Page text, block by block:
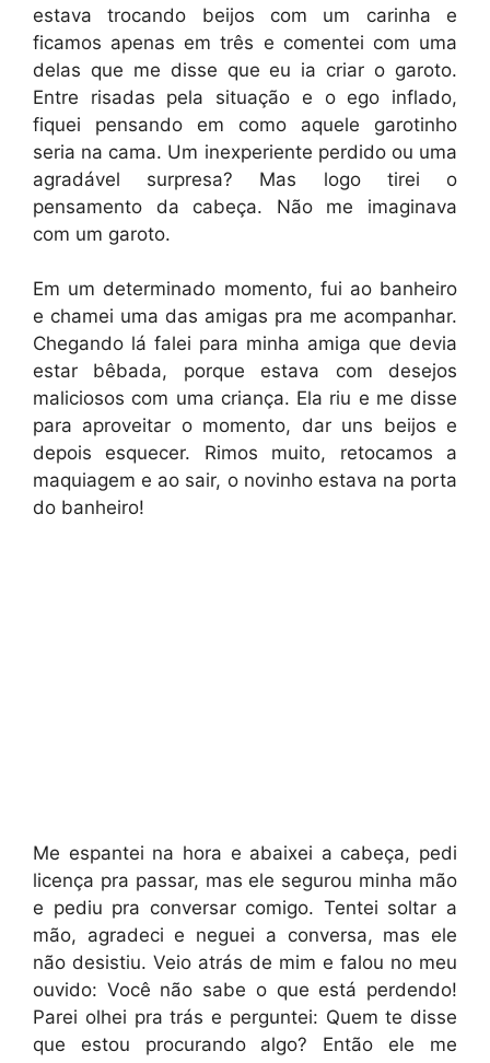
estava trocando beijos com um carinha e
ficamos apenas em três e comentei com uma
delas que me disse que eu ia criar o garoto.
Entre risadas pela situação e o ego inflado,
fiquei pensando em como aquele garotinho
seria na cama. Um inexperiente perdido ou uma
agradável surpresa? Mas logo tirei o
pensamento da cabeça. Não me imaginava
com um garoto.
Em um determinado momento, fui ao banheiro
e chamei uma das amigas pra me acompanhar.
Chegando lá falei para minha amiga que devia
estar bêbada, porque estava com desejos
maliciosos com uma criança. Ela riu e me disse
para aproveitar o momento, dar uns beijos e
depois esquecer. Rimos muito, retocamos a
maquiagem e ao sair, o novinho estava na porta
do banheiro!
Me espantei na hora e abaixei a cabeça, pedi
licença pra passar, mas ele segurou minha mão
e pediu pra conversar comigo. Tentei soltar a
mão, agradeci e neguei a conversa, mas ele
não desistiu. Veio atrás de mim e falou no meu
ouvido: Você não sabe o que está perdendo!
Parei olhei pra trás e perguntei: Quem te disse
que estou procurando algo? Então ele me